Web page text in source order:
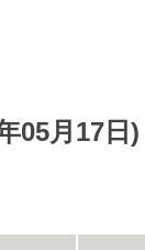
05月17日)